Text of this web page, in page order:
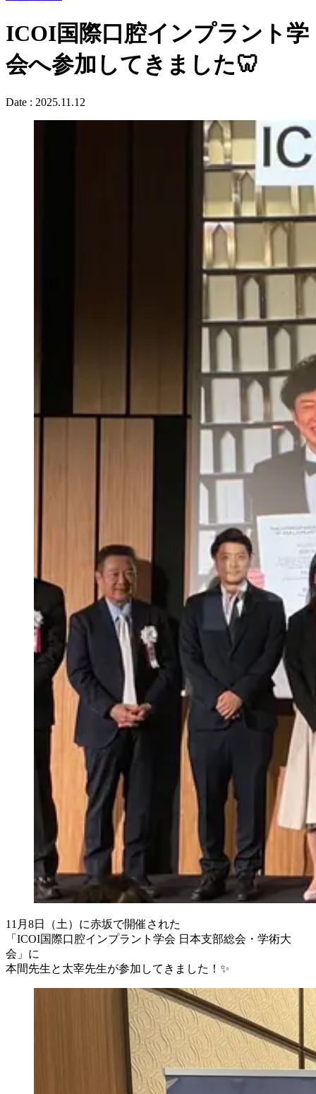
ICOI国際口腔インプラント学
会へ参加してきました🦷
Date : 2025.11.12
11月8日（土）に赤坂で開催された
「ICOI国際口腔インプラント学会 日本支部総会・学術大
会」に
本間先生と太宰先生が参加してきました！✨